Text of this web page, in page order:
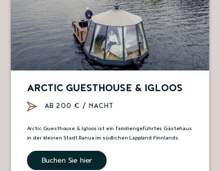
ARCTIC GUESTHOUSE & IGLOOS
AB 200 € / NACHT
Arctic Guesthouse & Igloos ist ein familiengeführtes Gästehaus
in der kleinen Stadt Ranua im südlichen Lappland Finnlands.
Buchen Sie hier